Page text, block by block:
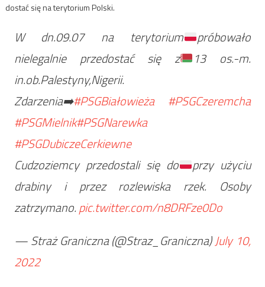
dostać się na terytorium Polski.
W dn.09.07 na terytorium
próbowało
nielegalnie przedostać się z
13 os.-m.
in.ob.Palestyny,Nigerii.
Zdarzenia➡️#PSGBiałowieża
#PSGCzeremcha
#PSGMielnik#PSGNarewka
#PSGDubiczeCerkiewne
Cudzoziemcy przedostali się do
przy użyciu
drabiny i przez rozlewiska rzek. Osoby
zatrzymano.pic.twitter.com/n8DRFze0Do
— Straż Graniczna (@Straz_Graniczna)July 10,
2022